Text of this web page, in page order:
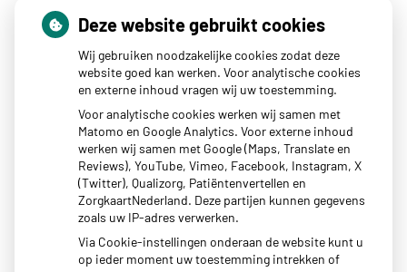
Get your mobile phone and open the app
‘UwZorgOnline’. The portal is through the mobile app
available in English, Arabic, Türkçe, Español, Polskie,
Română‎ and Ukranian; via our website the portal is
only available in Dutch
Click ‘messages’
Click ‘new message’
Follow further instructions in the app
Once you have sent the message, we will answer the
message within a few days. You don’t get a notification, so
please check your app regularly to see if the message has
landed in your inbox.
Deze website gebruikt cookies
Wij gebruiken noodzakelijke cookies zodat deze
website goed kan werken. Voor analytische cookies
en externe inhoud vragen wij uw toestemming.
Voor analytische cookies werken wij samen met
Matomo en Google Analytics. Voor externe inhoud
werken wij samen met Google (Maps, Translate en
Reviews), YouTube, Vimeo, Facebook, Instagram, X
(Twitter), Qualizorg, Patiëntenvertellen en
ZorgkaartNederland. Deze partijen kunnen gegevens
zoals uw IP-adres verwerken.
Via Cookie-instellingen onderaan de website kunt u
op ieder moment uw toestemming intrekken of